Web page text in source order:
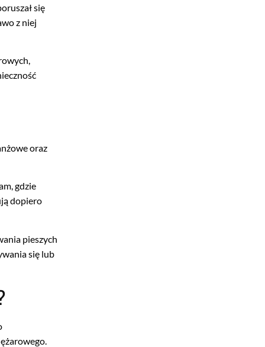
się
z niej
oraz
gdzie
dopiero
pieszych
się lub